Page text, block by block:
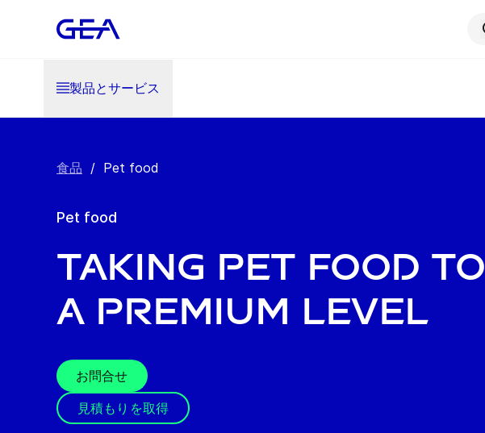
製品とサービス
食品 / Pet food
Pet food
Taking pet food to
a premium level
お問合せ
見積もりを取得